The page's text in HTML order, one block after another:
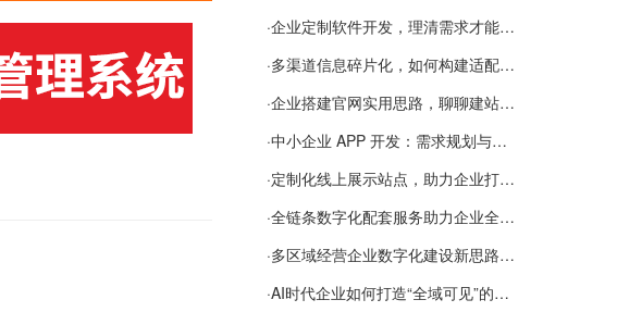
·企业定制软件开发，理清需求才能提升数字化落地效率
·多渠道信息碎片化，如何构建适配 AI 检索的品牌信息源
·企业搭建官网实用思路，聊聊建站容易忽视的问题
·中小企业 APP 开发：需求规划与项目落地避坑经验分享
·定制化线上展示站点，助力企业打通线上经营渠道
·全链条数字化配套服务助力企业全域线上经营
·多区域经营企业数字化建设新思路：多端载体与地域检索一体化落地思路分享
·AI时代企业如何打造“全域可见”的数字资产？梓彤超越给出新解法